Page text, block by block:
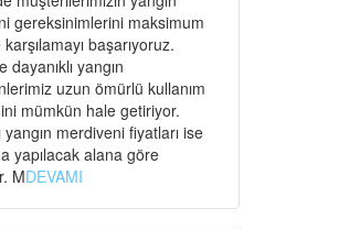
gereksinimlerini maksimum
başarıyoruz.
dayanıklı yangın
uzun ömürlü kullanım
mümkün hale getiriyor.
yangın merdiveni fiyatları ise
yapılacak alana göre
MDEVAMI